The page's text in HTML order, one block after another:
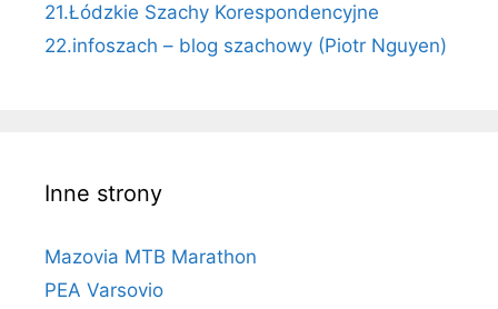
21.Łódzkie Szachy Korespondencyjne
22.infoszach – blog szachowy (Piotr Nguyen)
Inne strony
Mazovia MTB Marathon
PEA Varsovio